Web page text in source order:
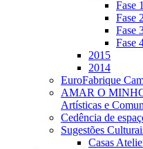
Fase
Fase
Fase
Fase
2015
2014
EuroFabrique
AMAR O MINHO
Artísticas e
Cedência de
Sugestões
Casas